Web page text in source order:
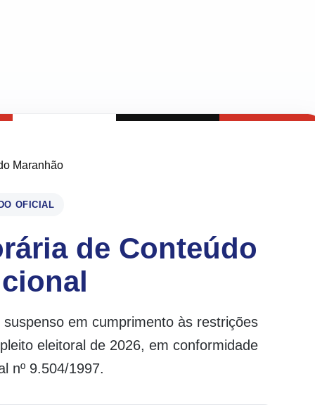
OFICIAL
de Conteúdo
em cumprimento às restrições
eleitoral de 2026, em conformidade
nº 9.504/1997.